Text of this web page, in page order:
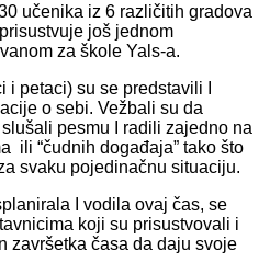
učenika iz 6 različitih gradova
još jednom
za škole Yals-a.
petaci) su se predstavili I
o sebi. Vežbali su da
pesmu I radili zajedno na
ili “čudnih događaja” tako što
svaku pojedinačnu situaciju.
I vodila ovaj čas, se
koji su prisustvovali i
završetka časa da daju svoje